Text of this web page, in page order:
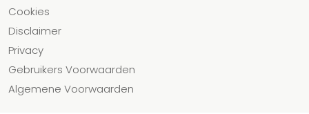
Cookies
Disclaimer
Privacy
Gebruikers Voorwaarden
Algemene Voorwaarden